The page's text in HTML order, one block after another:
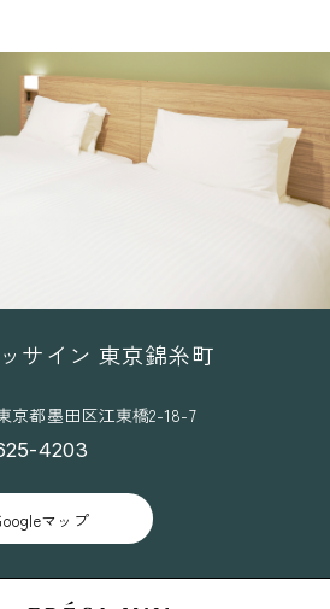
サイン 東京錦糸町
京都墨田区江東橋2-18-7
4203
マップ